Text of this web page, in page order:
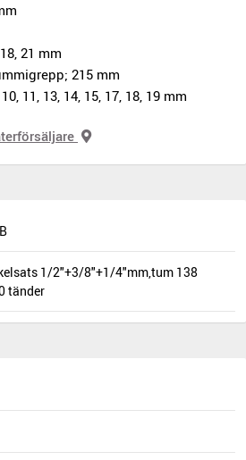
21 mm
215 mm
11, 13, 14, 15, 17, 18, 19 mm
1/2"+3/8"+1/4"mm,tum 138
tänder